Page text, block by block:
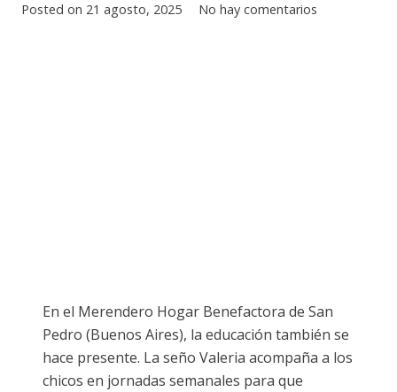
Posted on 21 agosto, 2025 No hay comentarios
En el Merendero Hogar Benefactora de San
Pedro (Buenos Aires), la educación también se
hace presente. La seño Valeria acompaña a los
chicos en jornadas semanales para que